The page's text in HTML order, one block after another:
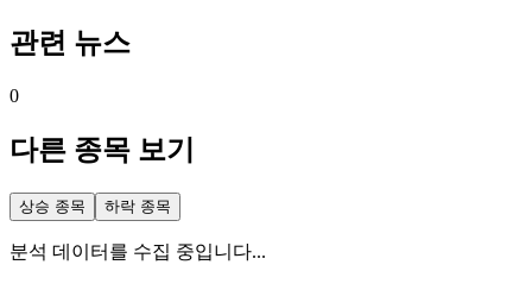
관련 뉴스
0
다른 종목 보기
상승 종목 하락 종목
분석 데이터를 수집 중입니다...